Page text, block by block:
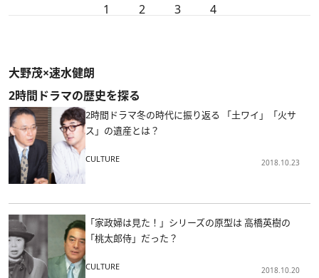
1 2 3 4
大野茂×速水健朗
2時間ドラマの歴史を探る
2時間ドラマ冬の時代に振り返る 「土ワイ」「火サ
ス」の遺産とは？
CULTURE 2018.10.23
「家政婦は見た！」シリーズの原型は 高橋英樹の
「桃太郎侍」だった？
CULTURE 2018.10.20